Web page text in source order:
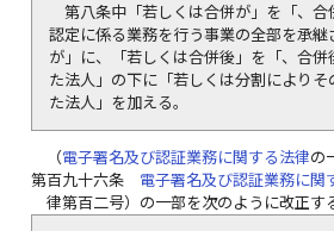
第八条中「若しくは合併が」を「、合
認定に係る業務を行う事業の全部を承継
が」に、「若しくは合併後」を「、合
た法人」の下に「若しくは分割により
た法人」を加える。
（電子署名及び認証業務に関する法律の
第百九十六条
電子署名及び認証業務に関
律第百二号）の一部を次のように改正す